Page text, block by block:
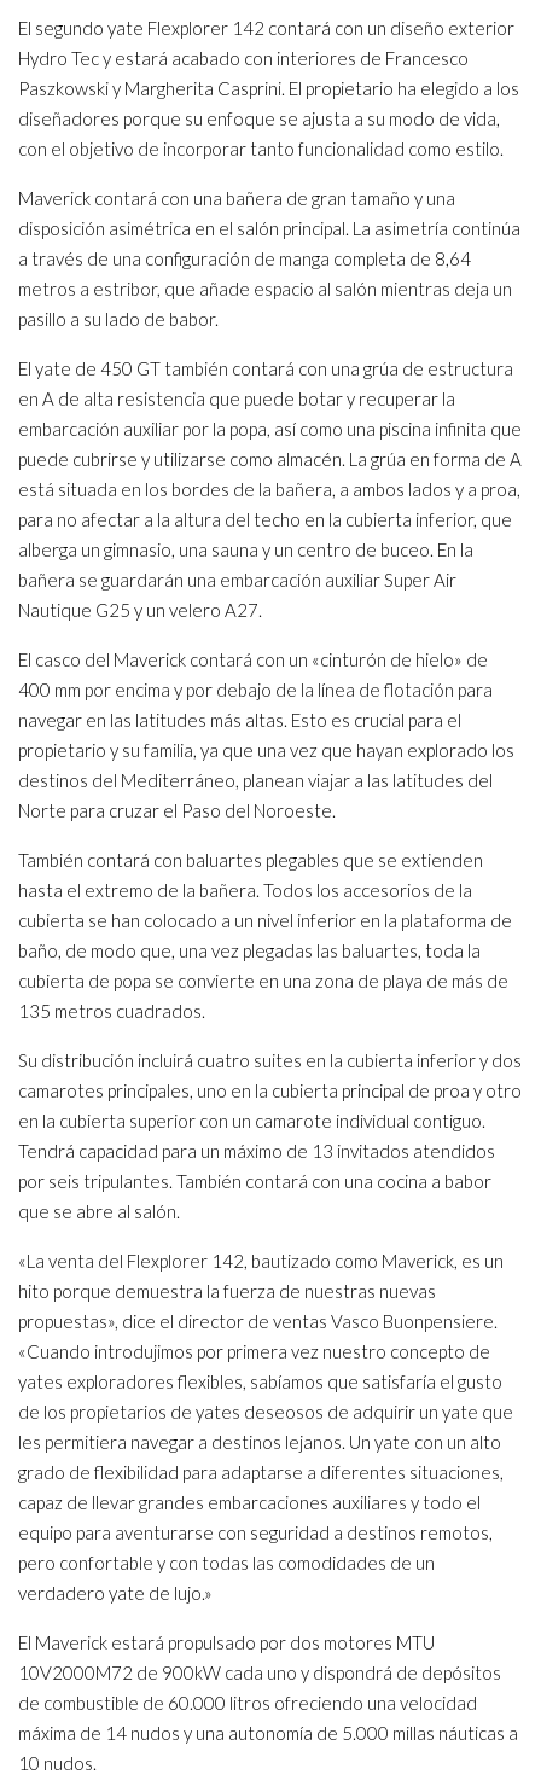
El segundo yate Flexplorer 142 contará con un diseño exterior
Hydro Tec y estará acabado con interiores de Francesco
Paszkowski y Margherita Casprini. El propietario ha elegido a los
diseñadores porque su enfoque se ajusta a su modo de vida,
con el objetivo de incorporar tanto funcionalidad como estilo.
Maverick contará con una bañera de gran tamaño y una
disposición asimétrica en el salón principal. La asimetría continúa
a través de una configuración de manga completa de 8,64
metros a estribor, que añade espacio al salón mientras deja un
pasillo a su lado de babor.
El yate de 450 GT también contará con una grúa de estructura
en A de alta resistencia que puede botar y recuperar la
embarcación auxiliar por la popa, así como una piscina infinita que
puede cubrirse y utilizarse como almacén. La grúa en forma de A
está situada en los bordes de la bañera, a ambos lados y a proa,
para no afectar a la altura del techo en la cubierta inferior, que
alberga un gimnasio, una sauna y un centro de buceo. En la
bañera se guardarán una embarcación auxiliar Super Air
Nautique G25 y un velero A27.
El casco del Maverick contará con un «cinturón de hielo» de
400 mm por encima y por debajo de la línea de flotación para
navegar en las latitudes más altas. Esto es crucial para el
propietario y su familia, ya que una vez que hayan explorado los
destinos del Mediterráneo, planean viajar a las latitudes del
Norte para cruzar el Paso del Noroeste.
También contará con baluartes plegables que se extienden
hasta el extremo de la bañera. Todos los accesorios de la
cubierta se han colocado a un nivel inferior en la plataforma de
baño, de modo que, una vez plegadas las baluartes, toda la
cubierta de popa se convierte en una zona de playa de más de
135 metros cuadrados.
Su distribución incluirá cuatro suites en la cubierta inferior y dos
camarotes principales, uno en la cubierta principal de proa y otro
en la cubierta superior con un camarote individual contiguo.
Tendrá capacidad para un máximo de 13 invitados atendidos
por seis tripulantes. También contará con una cocina a babor
que se abre al salón.
«La venta del Flexplorer 142, bautizado como Maverick, es un
hito porque demuestra la fuerza de nuestras nuevas
propuestas», dice el director de ventas Vasco Buonpensiere.
«Cuando introdujimos por primera vez nuestro concepto de
yates exploradores flexibles, sabíamos que satisfaría el gusto
de los propietarios de yates deseosos de adquirir un yate que
les permitiera navegar a destinos lejanos. Un yate con un alto
grado de flexibilidad para adaptarse a diferentes situaciones,
capaz de llevar grandes embarcaciones auxiliares y todo el
equipo para aventurarse con seguridad a destinos remotos,
pero confortable y con todas las comodidades de un
verdadero yate de lujo.»
El Maverick estará propulsado por dos motores MTU
10V2000M72 de 900kW cada uno y dispondrá de depósitos
de combustible de 60.000 litros ofreciendo una velocidad
máxima de 14 nudos y una autonomía de 5.000 millas náuticas a
10 nudos.